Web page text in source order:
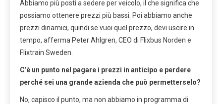
Abbiamo più posti a sedere per veicolo, il che significa che
possiamo ottenere prezzi più bassi. Poi abbiamo anche
prezzi dinamici, quindi se vuoi quel prezzo, devi uscire in
tempo, afferma Peter Ahlgren, CEO di Flixbus Norden e
Flixtrain Sweden.
C’è un punto nel pagare i prezzi in anticipo e perdere
perché sei una grande azienda che può permetterselo?
No, capisco il punto, ma non abbiamo in programma di